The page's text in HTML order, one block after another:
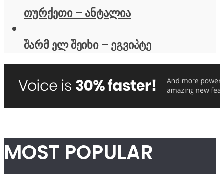
თურქეთი – ანტალია
შარმ ელ შეიხი – ეგვიპტე
MOST POPULAR